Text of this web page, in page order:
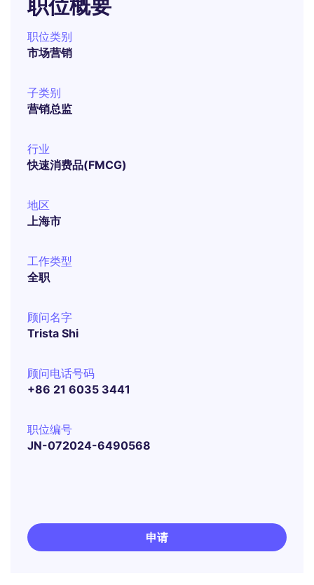
职位概要
职位类别
市场营销
子类别
营销总监
行业
快速消费品(FMCG)
地区
上海市
工作类型
全职
顾问名字
Trista Shi
顾问电话号码
+86 21 6035 3441
职位编号
JN-072024-6490568
申请